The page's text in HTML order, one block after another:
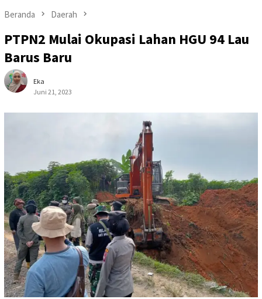
Beranda Daerah
PTPN2 Mulai Okupasi Lahan HGU 94 Lau
Barus Baru
Eka
Juni 21, 2023